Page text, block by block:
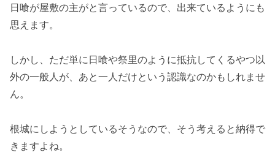
日喰が屋敷の主がと言っているので、出来ているようにも
思えます。
しかし、ただ単に日喰や祭里のように抵抗してくるやつ以
外の一般人が、あと一人だけという認識なのかもしれませ
ん。
根城にしようとしているそうなので、そう考えると納得で
きますよね。